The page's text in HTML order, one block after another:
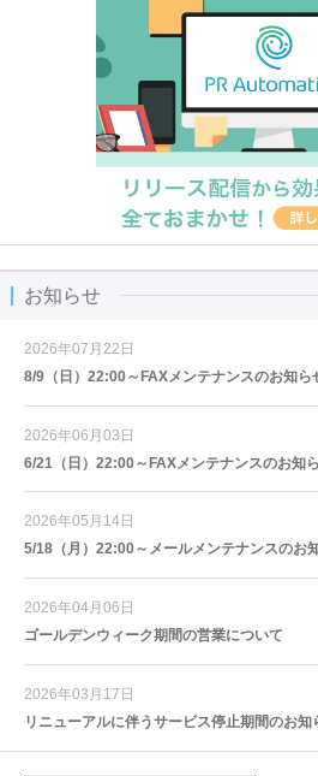
お知らせ
2026年07月22日
8/9（日）22:00～FAXメンテナンスのお知ら
2026年06月03日
6/21（日）22:00～FAXメンテナンスのお知
2026年05月14日
5/18（月）22:00～メールメンテナンスのお
2026年04月06日
ゴールデンウィーク期間の営業について
2026年03月17日
リニューアルに伴うサービス停止期間のお